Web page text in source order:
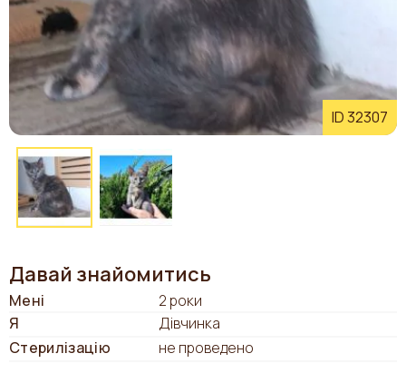
ID 32307
Давай знайомитись
Мені
2 роки
Я
Дівчинка
Стерилізацію
не проведено